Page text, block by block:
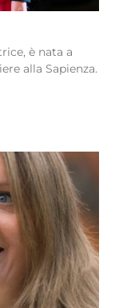
è nata a
alla Sapienza.